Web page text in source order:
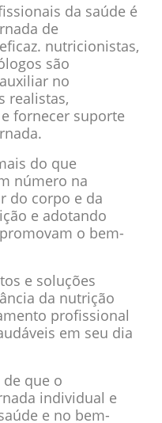
da saúde é
de
nutricionistas,
são
no
realistas,
fornecer suporte
do que
número na
do corpo e da
e adotando
o bem-
e soluções
da nutrição
profissional
em seu dia
que o
individual e
e no bem-